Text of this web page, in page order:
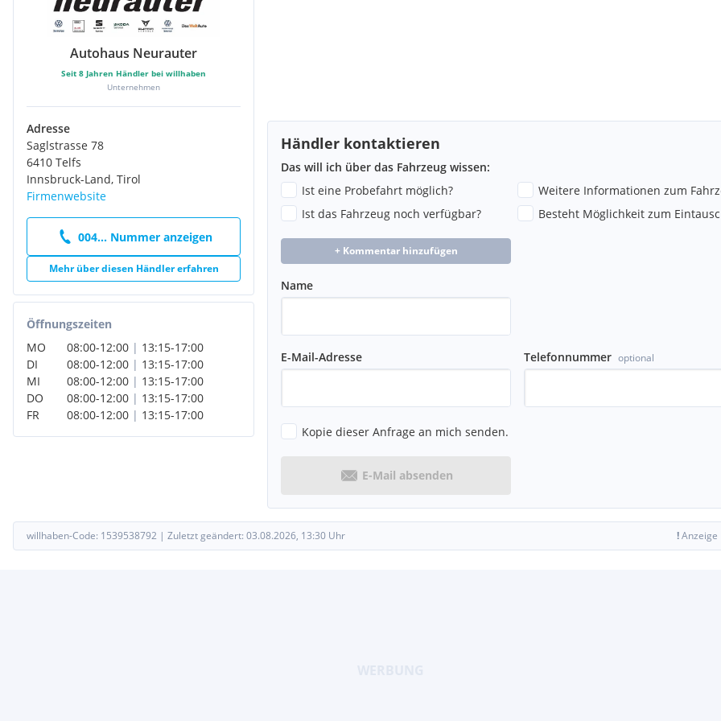
Autohaus Neurauter
Seit 8 Jahren Händler bei willhaben
Unternehmen
Adresse
Saglstrasse 78
6410 Telfs
Innsbruck-Land, Tirol
Firmenwebsite
004... Nummer anzeigen
Mehr über diesen Händler erfahren
Öffnungszeiten
MO
08:00-12:00 | 13:15-17:00
DI
08:00-12:00 | 13:15-17:00
MI
08:00-12:00 | 13:15-17:00
DO
08:00-12:00 | 13:15-17:00
FR
08:00-12:00 | 13:15-17:00
Händler kontaktieren
Das will ich über das Fahrzeug wissen:
Ist eine Probefahrt möglich?
Weitere Informationen zum
Ist das Fahrzeug noch verfügbar?
Besteht Möglichkeit zum
+ Kommentar hinzufügen
Name
E-Mail-Adresse Telefonnummer optional
Kopie dieser Anfrage an mich senden.
E-Mail absenden
willhaben-Code: 1539538792 | Zuletzt geändert: 03.08.2026, 13:30 Uhr !Anzeige